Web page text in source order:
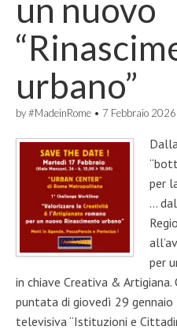
un nuovo
urbano”
by#MadeinRome • 7 Febbraio 2026
per
…
per
in chiave Creativa &
puntata di giovedì 29
televisiva “Istituzioni e